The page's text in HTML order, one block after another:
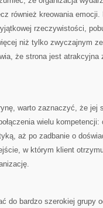
również kreowania
rzeczywistości,
niż tylko zwyczajnym
że strona jest
warto zaznaczyć, że jej
wielu
aż po zadbanie o
w którym klient
do bardzo szerokiej grupy